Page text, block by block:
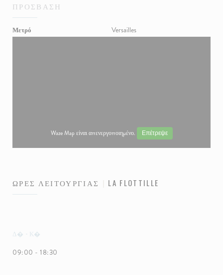
ΠΡΌΣΒΑΣΗ
Μετρό Versailles
Waze Map είναι απενεργοποιημένο. Επέτρεψε
ΏΡΕΣ ΛΕΙΤΟΥΡΓΊΑΣ LA FLOTTILLE
Δ� - Κ�
09:00 - 18:30